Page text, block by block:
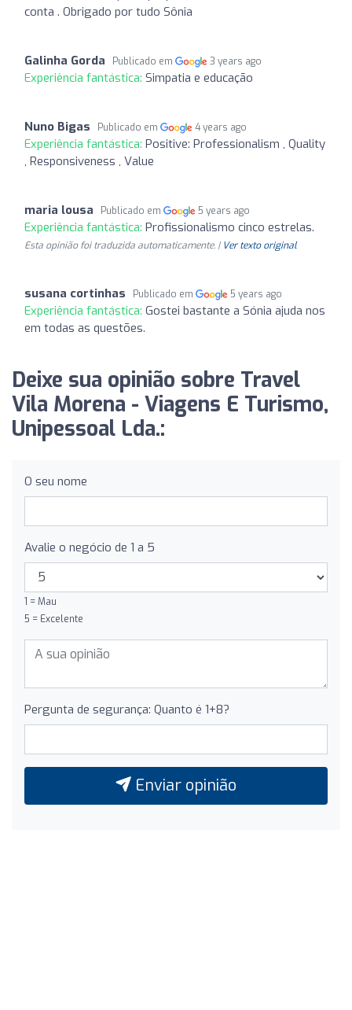
conta . Obrigado por tudo Sônia
Galinha Gorda Publicado em 3 years ago
Experiência fantástica: Simpatia e educação
Nuno Bigas Publicado em 4 years ago
Experiência fantástica: Positive: Professionalism , Quality
, Responsiveness , Value
maria lousa Publicado em 5 years ago
Experiência fantástica: Profissionalismo cinco estrelas.
Esta opinião foi traduzida automaticamente. | Ver texto original
susana cortinhas Publicado em 5 years ago
Experiência fantástica: Gostei bastante a Sónia ajuda nos
em todas as questões.
Deixe sua opinião sobre Travel
Vila Morena - Viagens E Turismo,
Unipessoal Lda.:
O seu nome
Avalie o negócio de 1 a 5
1 = Mau
5 = Excelente
Pergunta de segurança: Quanto é 1+8?
Enviar opinião